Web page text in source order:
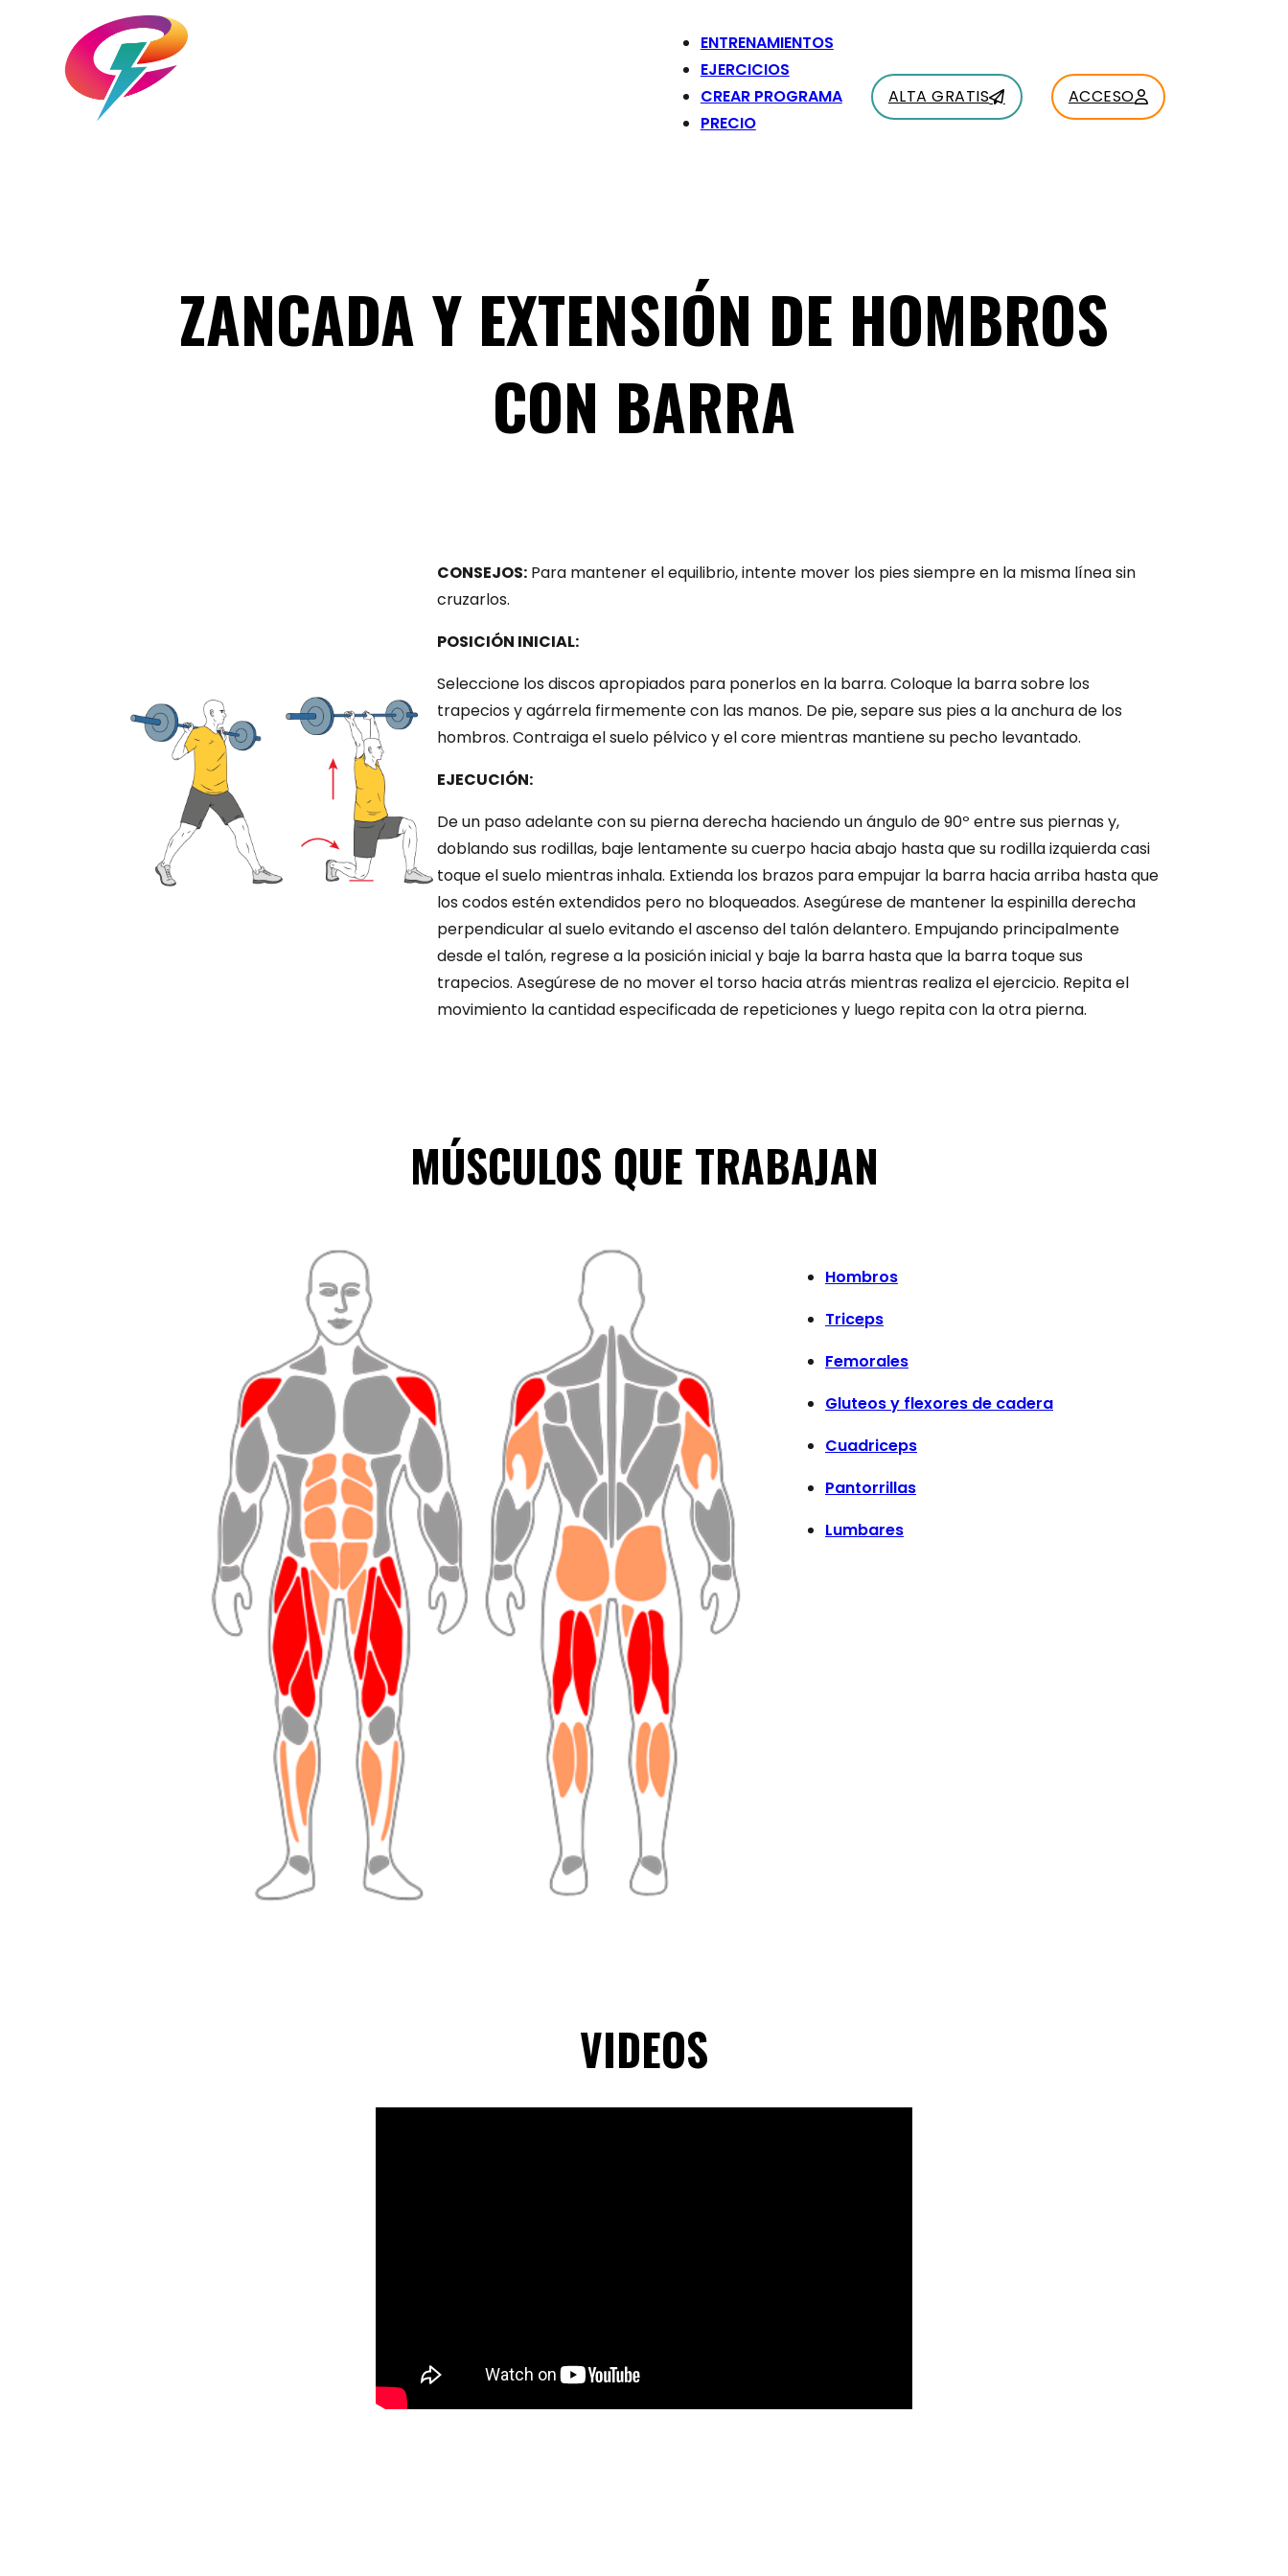
ENTRENAMIENTOS
EJERCICIOS
CREAR PROGRAMA
PRECIO
ALTA GRATIS ACCESO
ZANCADA Y EXTENSIÓN DE HOMBROS
CON BARRA
CONSEJOS: Para mantener el equilibrio, intente mover los pies siempre en la misma línea sin
cruzarlos.
POSICIÓN INICIAL:
Seleccione los discos apropiados para ponerlos en la barra. Coloque la barra sobre los
trapecios y agárrela firmemente con las manos. De pie, separe sus pies a la anchura de los
hombros. Contraiga el suelo pélvico y el core mientras mantiene su pecho levantado.
EJECUCIÓN:
De un paso adelante con su pierna derecha haciendo un ángulo de 90º entre sus piernas y,
doblando sus rodillas, baje lentamente su cuerpo hacia abajo hasta que su rodilla izquierda casi
toque el suelo mientras inhala. Extienda los brazos para empujar la barra hacia arriba hasta que
los codos estén extendidos pero no bloqueados. Asegúrese de mantener la espinilla derecha
perpendicular al suelo evitando el ascenso del talón delantero. Empujando principalmente
desde el talón, regrese a la posición inicial y baje la barra hasta que la barra toque sus
trapecios. Asegúrese de no mover el torso hacia atrás mientras realiza el ejercicio. Repita el
movimiento la cantidad especificada de repeticiones y luego repita con la otra pierna.
MÚSCULOS QUE TRABAJAN
Hombros
Triceps
Femorales
Gluteos y flexores de cadera
Cuadriceps
Pantorrillas
Lumbares
VIDEOS